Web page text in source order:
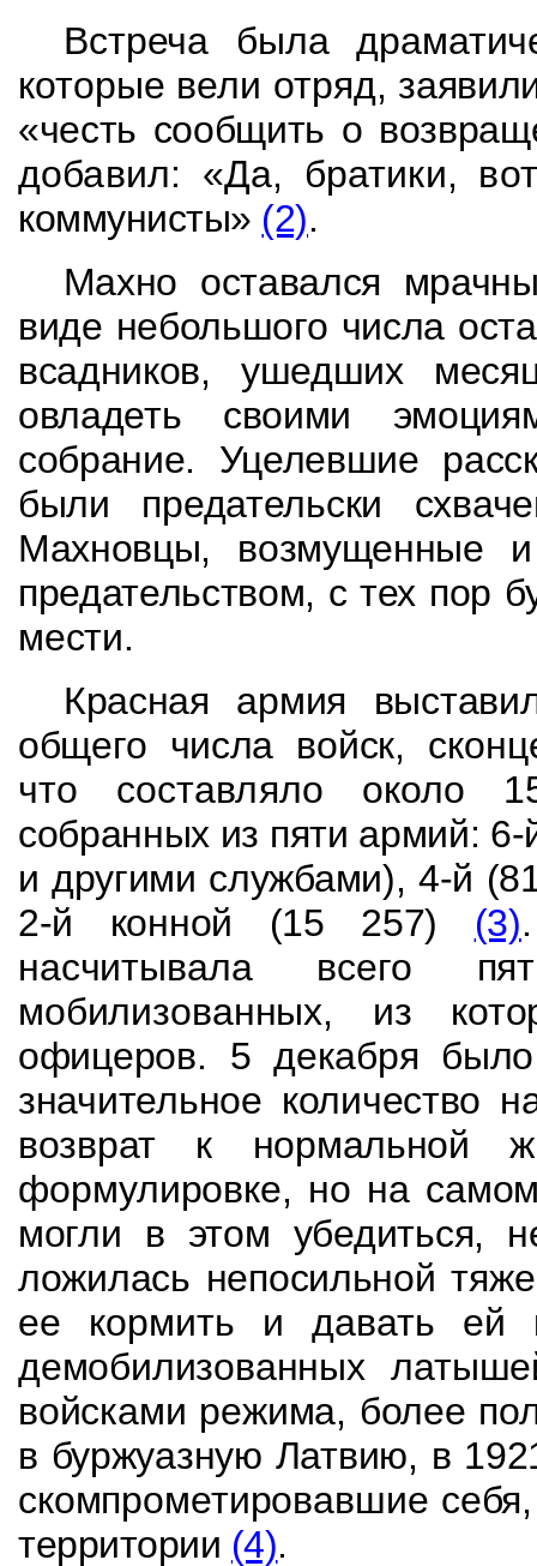
Встреча была
которые вели отряд,
«честь сообщить о
добавил: «Да, братики,
коммунисты» (2).
Махно оставался
виде небольшого числа
всадников, ушедших
овладеть своими
собрание. Уцелевшие
были предательски
Махновцы, возмущенные
предательством, с тех пор
мести.
Красная армия
общего числа войск,
что составляло
собранных из пяти армий:
и другими службами), 4-й
2-й конной (15 257) (3)
насчитывала всего
мобилизованных, из
офицеров. 5 декабря
значительное количество
возврат к нормальной
формулировке, но на
могли в этом убедиться,
ложилась непосильной
ее кормить и давать ей
демобилизованных
войсками режима, более
в буржуазную Латвию, в
скомпрометировавшие
территории (4).